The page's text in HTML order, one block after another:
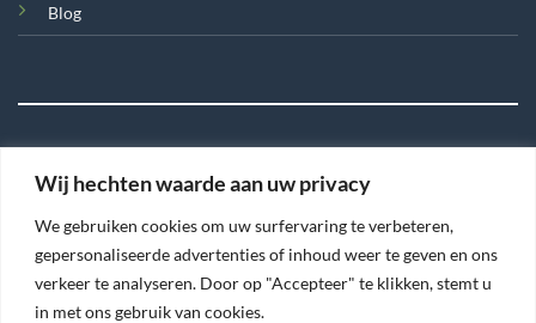
Wij hechten waarde aan uw privacy
We gebruiken cookies om uw surfervaring te verbeteren,
gepersonaliseerde advertenties of inhoud weer te geven en ons
verkeer te analyseren. Door op "Accepteer" te klikken, stemt u
in met ons gebruik van cookies.
Blog
2026 Tegel en Meer
TERMS PRIVACY